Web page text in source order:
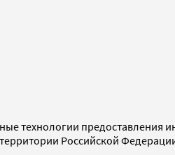
предоставления
Российской